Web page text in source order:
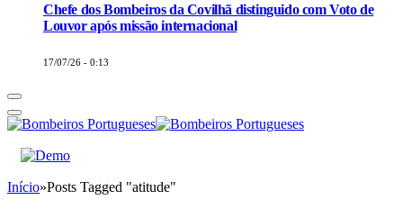
Chefe dos Bombeiros da Covilhã distinguido com Voto de
Louvor após missão internacional
17/07/26 - 0:13
Início»Posts Tagged "atitude"